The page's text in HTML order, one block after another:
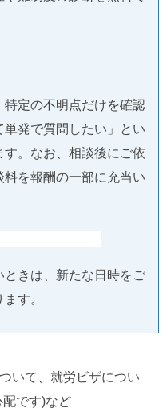
特定の不明点だけを確認
単発で質問したい」とい
す。なお、相談後にご依
を報酬の一部に充当い
きは、新たな日時をご
す。
いて、就労ビザについ
です)など